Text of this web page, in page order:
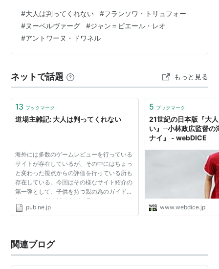
リスト::外国の映画::題名::あ行
捉えて離さない珠玉の名作だ。 本記事では、トリュフォ
ー自身の自伝的背景や、先人たちへのオマージュ、避難
所としての「映画館」が持つ意味、そして映画史に深く
刻まれたあまりにも有名なラストシーンまで、本作の魅
います。ご注意ください）。 目次 映画『大…
#大人は判ってくれない #フランソワ・トリュフォー
#ヌーベルヴァーグ #ジャン＝ピエール・レオ
#アントワーヌ・ドワネル
ネットで話題 もっと見る
13 ブックマーク
道場主雑記: 大人は判ってくれない
海外には多数のゲームレビューを行っている
サイトが存在しているが、その中にはちょっ
と変わった視点からの評価を行っている所も
存在している。今回はその様なサイト紹介の
第一弾として、子供を持つ親の為のガイドを
扱っている所を採り上げて見たい。 ファミ
コン世代と言うか、それなりのクオリティを
pub.ne.jp
5 ブックマーク
21世紀の日本版『大
い』─小林政広監督の
ナイ』 - webDICE
www.webdice.jp
関連ブログ